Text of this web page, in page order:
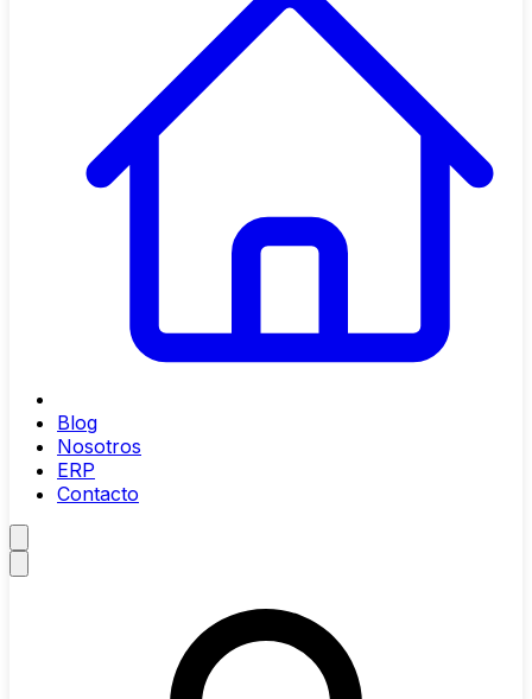
Blog
Nosotros
ERP
Contacto